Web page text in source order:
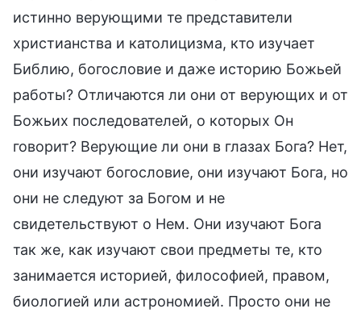
истинно верующими те представители
христианства и католицизма, кто изучает
Библию, богословие и даже историю Божьей
работы? Отличаются ли они от верующих и от
Божьих последователей, о которых Он
говорит? Верующие ли они в глазах Бога? Нет,
они изучают богословие, они изучают Бога, но
они не следуют за Богом и не
свидетельствуют о Нем. Они изучают Бога
так же, как изучают свои предметы те, кто
занимается историей, философией, правом,
биологией или астрономией. Просто они не